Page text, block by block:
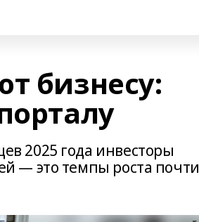
бизнесу:
2025 года инвесторы
— это темпы роста почти